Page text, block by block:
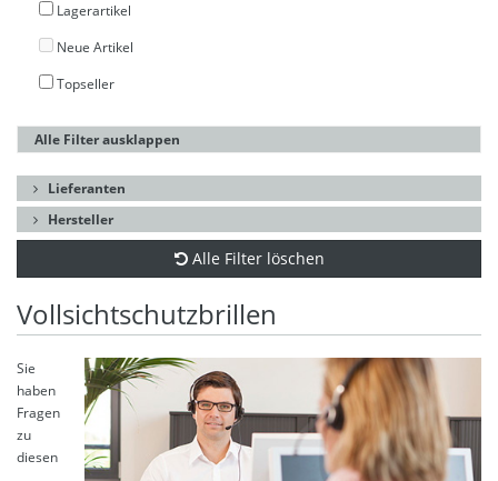
Lagerartikel
Neue Artikel
Topseller
Alle Filter ausklappen
Lieferanten
Hersteller
Alle Filter löschen
Vollsichtschutzbrillen
Sie
haben
Fragen
zu
diesen